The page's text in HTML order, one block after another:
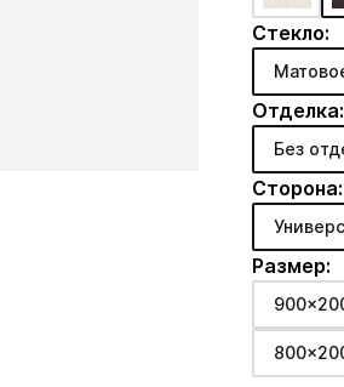
Стекло:
Отделка:
Без
Сторона:
Размер: